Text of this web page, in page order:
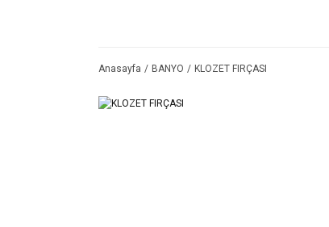
Anasayfa BANYO KLOZET FIRÇASI